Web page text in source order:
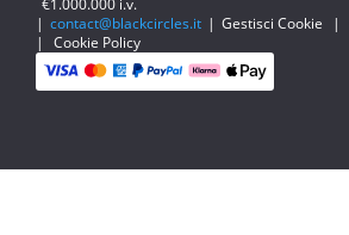
€1.000.000 i.v.
| contact@blackcircles.it | Gestisci Cookie |
|
Cookie Policy